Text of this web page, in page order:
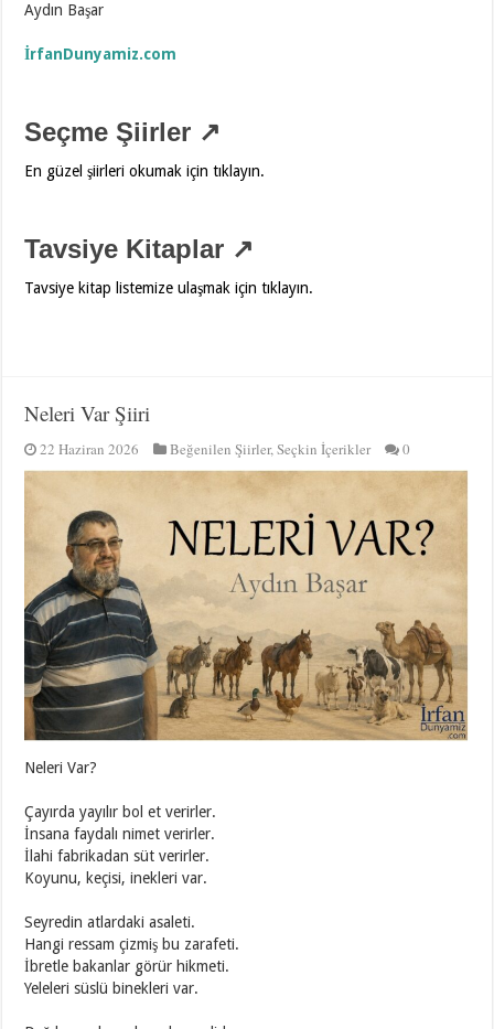
Aydın Başar
İrfanDunyamiz.com
Seçme Şiirler ↗
En güzel şiirleri okumak için tıklayın.
Tavsiye Kitaplar ↗
Tavsiye kitap listemize ulaşmak için tıklayın.
Neleri Var Şiiri
22 Haziran 2026 Beğenilen Şiirler,Seçkin İçerikler 0
Neleri Var?
Çayırda yayılır bol et verirler.
İnsana faydalı nimet verirler.
İlahi fabrikadan süt verirler.
Koyunu, keçisi, inekleri var.
Seyredin atlardaki asaleti.
Hangi ressam çizmiş bu zarafeti.
İbretle bakanlar görür hikmeti.
Yeleleri süslü binekleri var.